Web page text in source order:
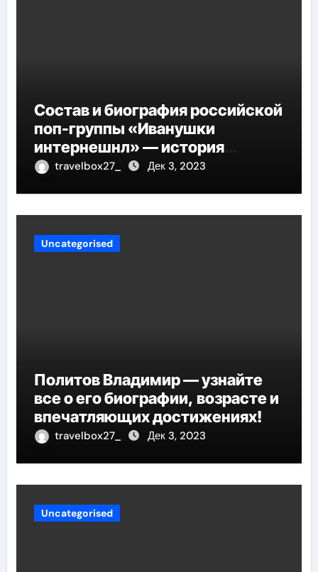
Состав и биография российской
поп-группы «Иванушки
интернешнл» — история
успеха, музыка и судьбы
travelbox27_ Дек 3, 2023
Uncategorised
Политов Владимир — узнайте
все о его биографии, возрасте и
впечатляющих достижениях!
travelbox27_ Дек 3, 2023
Uncategorised